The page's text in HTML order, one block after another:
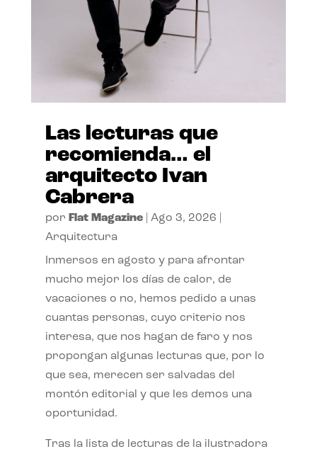
Las lecturas que
recomienda… el
arquitecto Ivan
Cabrera
por Flat Magazine| Ago 3, 2026
Arquitectura
Inmersos en agosto y para afrontar
mucho mejor los días de calor, de
vacaciones o no, hemos pedido a unas
cuantas personas, cuyo criterio nos
interesa, que nos hagan de faro y nos
propongan algunas lecturas que, por lo
que sea, merecen ser salvadas del
montón editorial y que les demos una
oportunidad.
Tras la lista de lecturas de la ilustradora